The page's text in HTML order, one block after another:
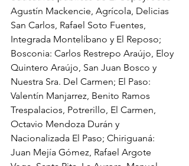
Agustín Mackencie, Agrícola, Delicias
San Carlos, Rafael Soto Fuentes,
Integrada Montelíbano y El Reposo;
Bosconia: Carlos Restrepo Araújo, Eloy
Quintero Araújo, San Juan Bosco y
Nuestra Sra. Del Carmen; El Paso:
Valentín Manjarrez, Benito Ramos
Trespalacios, Potrerillo, El Carmen,
Octavio Mendoza Durán y
Nacionalizada El Paso; Chiriguaná:
Juan Mejía Gómez, Rafael Argote